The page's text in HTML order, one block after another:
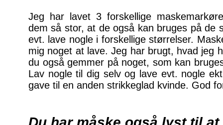
Jeg har lavet 3 forskellige
dem så stor, at de også kan bruges på de
evt. lave nogle i forskellige størrelser.
mig noget at lave. Jeg har brugt, hvad jeg
du også gemmer på noget, som kan
Lav nogle til dig selv og lave evt. nogle
gave til en anden strikkeglad kvinde. God